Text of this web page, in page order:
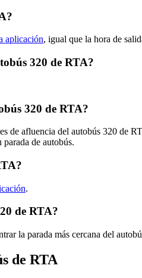
aplicación, igual que la hora de
320 de RTA?
320 de RTA?
de afluencia del autobús 320 de
de autobús.
.
de RTA?
la parada más cercana del
de RTA